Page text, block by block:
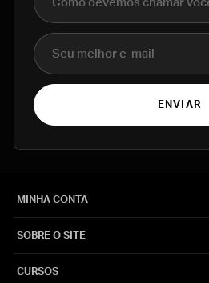
E-mail
ENVIAR
MINHA CONTA
SOBRE O SITE
CURSOS